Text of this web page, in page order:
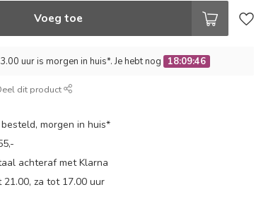
Voeg toe
uur is morgen in huis*. Je hebt nog 18:09:45
dit product
morgen in huis*
achteraf met Klarna
za tot 17.00 uur